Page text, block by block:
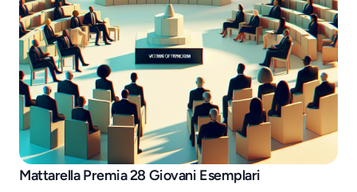
Job openings
Mattarella Premia 28 Giovani Esemplari